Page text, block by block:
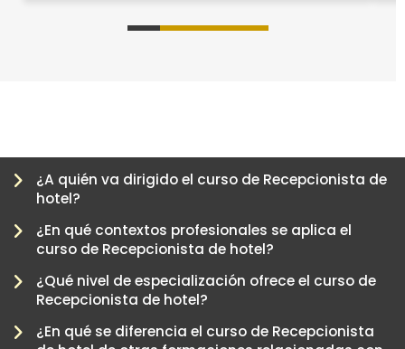
0 1 2 3 4 5 6 7 8 9 10
¿A quién va dirigido el curso de Recepcionista de
hotel?
¿En qué contextos profesionales se aplica el
curso de Recepcionista de hotel?
¿Qué nivel de especialización ofrece el curso de
Recepcionista de hotel?
¿En qué se diferencia el curso de Recepcionista